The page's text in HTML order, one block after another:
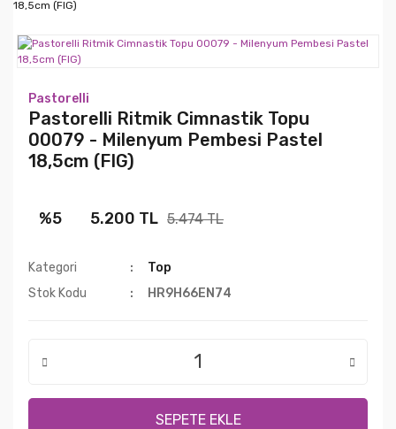
Pastorelli
Pastorelli Ritmik Cimnastik Topu
00079 - Milenyum Pembesi Pastel
18,5cm (FIG)
%5 5.200 TL 5.474 TL
Kategori
Top
Stok Kodu
HR9H66EN74
SEPETE EKLE